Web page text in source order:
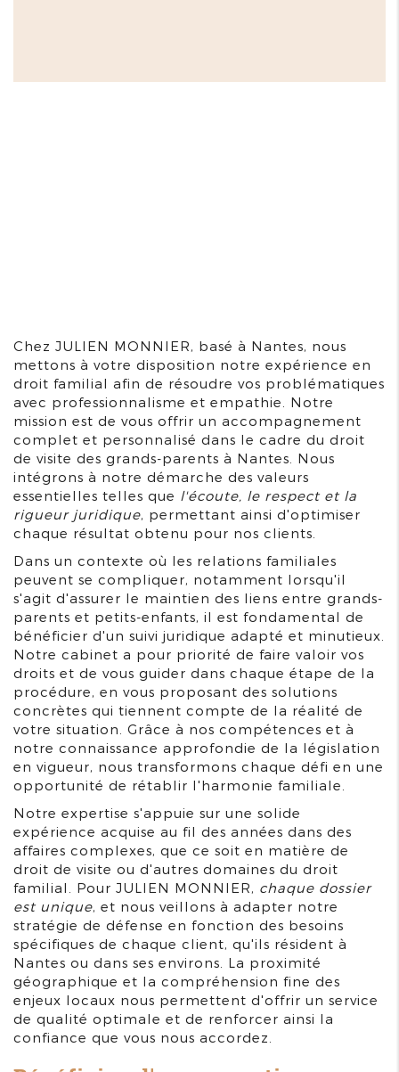
Chez JULIEN MONNIER, basé à Nantes, nous
mettons à votre disposition notre expérience en
droit familial afin de résoudre vos problématiques
avec professionnalisme et empathie. Notre
mission est de vous offrir un accompagnement
complet et personnalisé dans le cadre du droit
de visite des grands-parents à Nantes. Nous
intégrons à notre démarche des valeurs
essentielles telles que l'écoute, le respect et la
rigueur juridique, permettant ainsi d'optimiser
chaque résultat obtenu pour nos clients.
Dans un contexte où les relations familiales
peuvent se compliquer, notamment lorsqu'il
s'agit d'assurer le maintien des liens entre grands-
parents et petits-enfants, il est fondamental de
bénéficier d'un suivi juridique adapté et minutieux.
Notre cabinet a pour priorité de faire valoir vos
droits et de vous guider dans chaque étape de la
procédure, en vous proposant des solutions
concrètes qui tiennent compte de la réalité de
votre situation. Grâce à nos compétences et à
notre connaissance approfondie de la législation
en vigueur, nous transformons chaque défi en une
opportunité de rétablir l'harmonie familiale.
Notre expertise s'appuie sur une solide
expérience acquise au fil des années dans des
affaires complexes, que ce soit en matière de
droit de visite ou d'autres domaines du droit
familial. Pour JULIEN MONNIER, chaque dossier
est unique, et nous veillons à adapter notre
stratégie de défense en fonction des besoins
spécifiques de chaque client, qu'ils résident à
Nantes ou dans ses environs. La proximité
géographique et la compréhension fine des
enjeux locaux nous permettent d'offrir un service
de qualité optimale et de renforcer ainsi la
confiance que vous nous accordez.